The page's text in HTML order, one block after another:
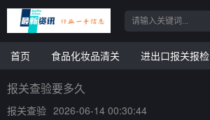
首页 食品化妆品清关 进出口报关报检
报关查验要多久
报关查验 2026-06-14 00:30:44